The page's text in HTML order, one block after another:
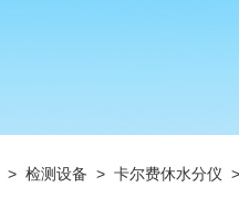
> 检测设备 > 卡尔费休水分仪